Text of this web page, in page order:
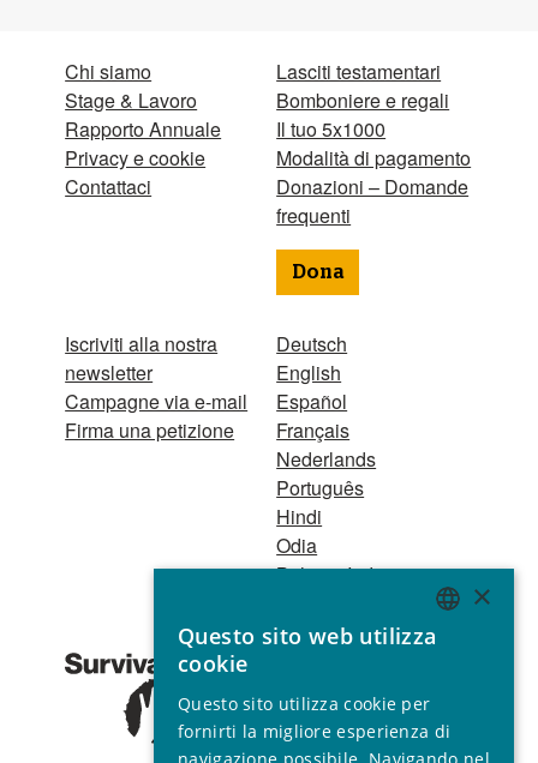
Chi siamo
Stage & Lavoro
Rapporto Annuale
Privacy e cookie
Contattaci
Iscriviti alla nostra
newsletter
Campagne via e-mail
Firma una petizione
Lasciti testamentari
Bomboniere e regali
Il tuo 5x1000
Modalità di pagamento
Donazioni – Domande
frequenti
Dona
Deutsch
English
Español
Français
Nederlands
Português
Hindi
Odia
Bahasa Indonesia
Registro Persone
1521 Registered
charity no. 267444 ©
2001 - 2026
ENGLISH
SPANISH
×
Questo sito web utilizza
cookie
Questo sito utilizza cookie per
fornirti la migliore esperienza di